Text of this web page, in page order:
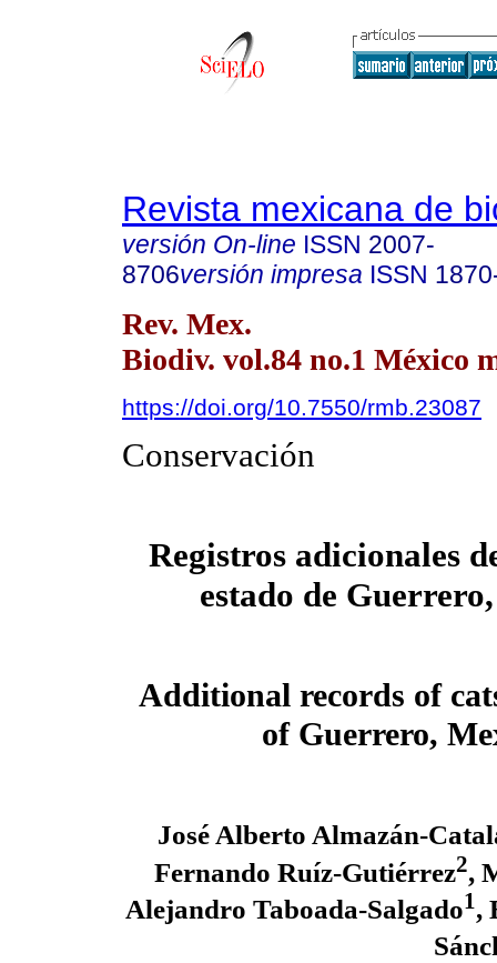
Revista mexicana de
versión On-line ISSN 2007-
8706versión impresa ISSN
Rev. Mex.
Biodiv. vol.84 no.1 México
https://doi.org/10.7550/rmb.23087
Conservación
Registros adicionales
estado de
Additional records of
of Guerrero,
José Alberto Almazán-
Fernando Ruíz-Gutiérrez2,
Alejandro Taboada-Salgado1,